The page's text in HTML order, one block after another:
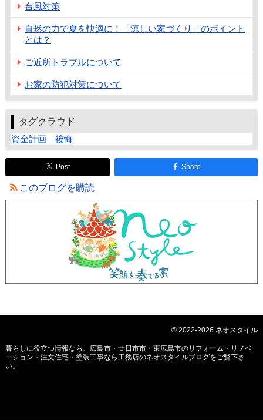
台風対策
自然の力で夏を快適に！「涼しい家づくり」のポイント
とは？
ご近所トラブルについて
お家の防犯対策について
タグクラウド
資金計画 後悔
Post Share
このブログを購読
© 2022-2026 ネオスタイル
暮らしに役立つ情報なら、 広島市・廿日市市・東広島市のリフォーム・リノベ
ーション・注文住宅・塗装工事なら工務店のネオスタイルブログをご覧下さ
い。